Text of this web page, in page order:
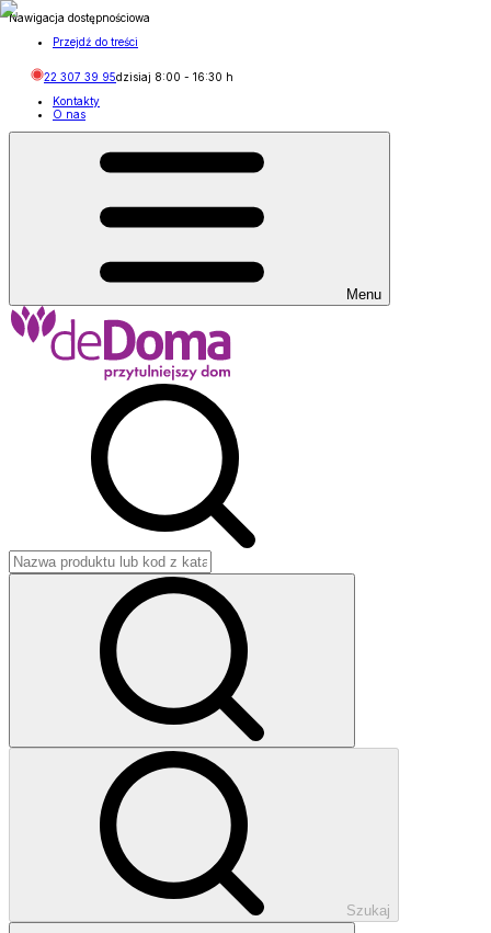
Nawigacja dostępnościowa
Przejdź do treści
22 307 39 95dzisiaj 8:00 - 16:30 h
Kontakty
O nas
Menu
Szukaj